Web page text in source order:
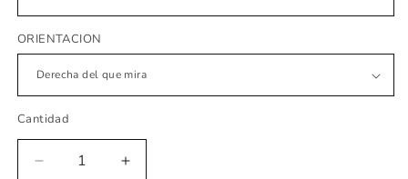
ORIENTACION
Cantidad
Reducir
Aumentar